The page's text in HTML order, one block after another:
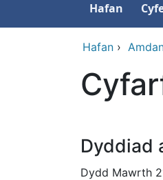
Hafan
Hafan ›
Dyddiad
Dydd Mawrth